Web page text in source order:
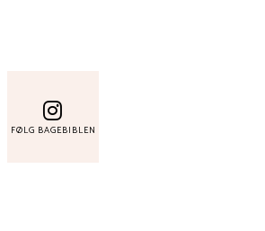
FØLG BAGEBIBLEN